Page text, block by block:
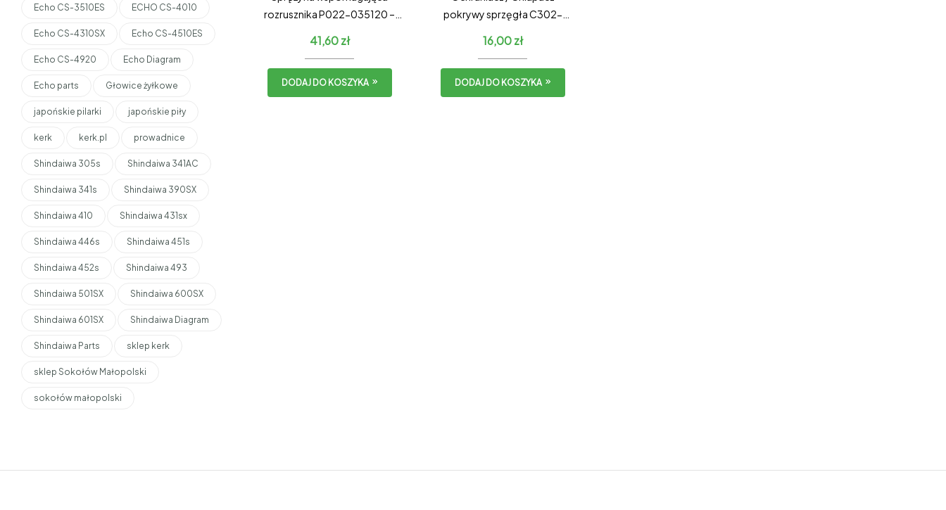
rozrusznika P022-035120 –
41,60zł
DODAJ DO KOSZYKA
pokrywy sprzęgła C302-
16,00zł
DODAJ DO KOSZYKA
Echo CS-3510ES ECHO CS-4010
Echo CS-4310SX Echo CS-4510ES
Echo CS-4920 Echo Diagram
Echo parts Głowice żyłkowe
japońskie pilarki japońskie piły
kerk kerk.pl prowadnice
Shindaiwa 305s Shindaiwa 341AC
Shindaiwa 341s Shindaiwa 390SX
Shindaiwa 410 Shindaiwa 431sx
Shindaiwa 446s Shindaiwa 451s
Shindaiwa 452s Shindaiwa 493
Shindaiwa 501SX Shindaiwa 600SX
Shindaiwa 601SX Shindaiwa Diagram
Shindaiwa Parts sklep kerk
sklep Sokołów Małopolski
sokołów małopolski